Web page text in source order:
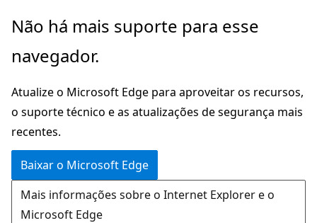
Pular
o
principal
Não há mais suporte para esse
navegador.
Atualize o Microsoft Edge para aproveitar os recursos,
o suporte técnico e as atualizações de segurança mais
recentes.
Baixar o Microsoft Edge
Mais informações sobre o Internet Explorer e o
Microsoft Edge